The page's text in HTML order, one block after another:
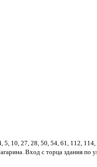
5, 10, 27, 28, 50, 54, 61, 112,
Вход с торца здания по